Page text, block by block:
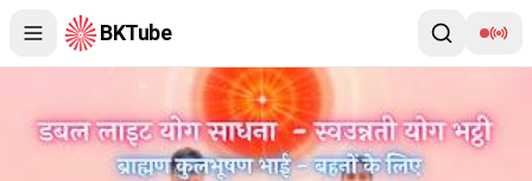
BKTube
LIVE: यज्ञ कुण्ड योग - राजयोगिनी कृष्णा बहन || 6/6/2026, 7.30 PM